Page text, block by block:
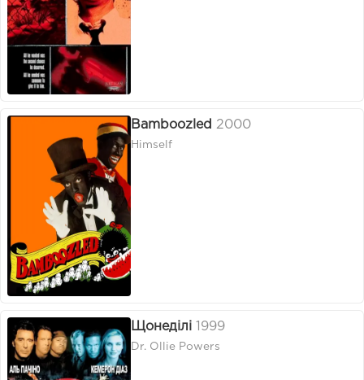
Bamboozled 2000
Himself
Щонеділі 1999
Dr. Ollie Powers